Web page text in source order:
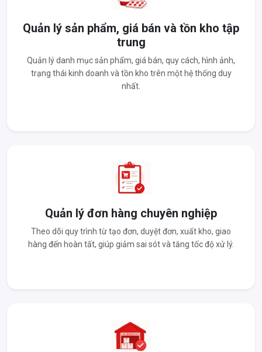
Quản lý sản phẩm, giá bán và tồn kho tập
trung
Quản lý danh mục sản phẩm, giá bán, quy cách, hình ảnh,
trạng thái kinh doanh và tồn kho trên một hệ thống duy
nhất.
Quản lý đơn hàng chuyên nghiệp
Theo dõi quy trình từ tạo đơn, duyệt đơn, xuất kho, giao
hàng đến hoàn tất, giúp giảm sai sót và tăng tốc độ xử lý.